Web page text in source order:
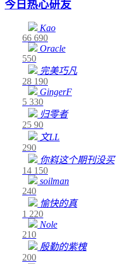
今日热心研友
Kao
66 690
Oracle
550
完美巧凡
28 190
GingerF
5 330
归零者
25 90
文LL
290
你嵙这个期刊没买
14 150
soilman
240
愉快的真
1 220
Nole
210
殷勤的紫槐
200